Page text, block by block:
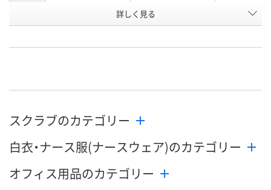
ダークグレー ダークネイ
号
お届け日 8月25日（火）まで 8月24日（月）まで 8月24日（月）
数量
カゴへ
数量
カゴへ カ
詳しく見る
スクラブのカテゴリー
白衣・ナース服(ナースウェア)のカテゴリー
オフィス用品のカテゴリー